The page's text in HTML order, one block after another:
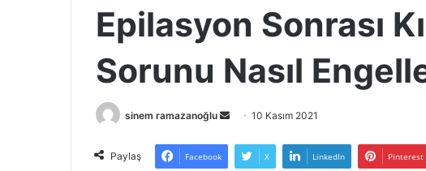
Epilasyon Sonrası
Sorunu Nasıl
sinem ramazanoğlu
Bir
posta
10 Kasım 2021
Paylaş Facebook X LinkedIn Pinterest